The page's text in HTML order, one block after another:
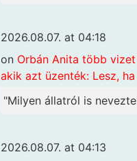
2026.08.07. at 04:18
on Orbán Anita több
akik azt üzenték: Lesz,
"Milyen állatról is
2026.08.07. at 04:13